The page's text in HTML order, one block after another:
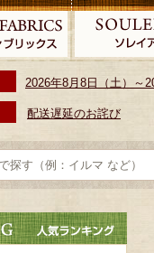
2026年8月8日（土）～
配送遅延のお詫び